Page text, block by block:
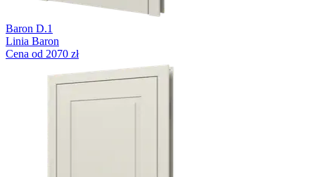
Baron D.1
Linia Baron
Cena od 2070 zł